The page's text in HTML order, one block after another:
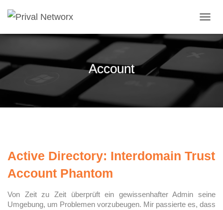
Account
Active Directory: Interdomain Trust
Account Phantom
Von Zeit zu Zeit überprüft ein gewissenhafter Admin seine
Umgebung, um Problemen vorzubeugen. Mir passierte es, dass